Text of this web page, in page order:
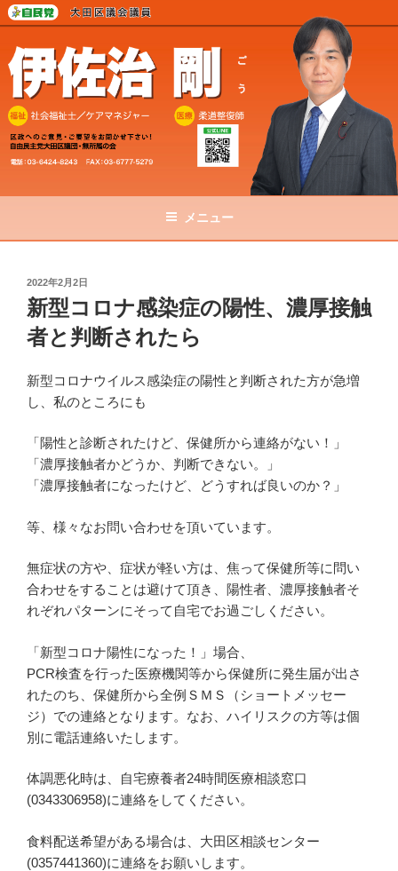
コ
ン
ン
へ
ス
キ
プ
メニュー
投
稿
日:
2022年2月2日
新型コロナ感染症の陽性、濃厚接触
者と判断されたら
新型コロナウイルス感染症の陽性と判断された方が急増
し、私のところにも
「陽性と診断されたけど、保健所から連絡がない！」
「濃厚接触者かどうか、判断できない。」
「濃厚接触者になったけど、どうすれば良いのか？」
等、様々なお問い合わせを頂いています。
無症状の方や、症状が軽い方は、焦って保健所等に問い
合わせをすることは避けて頂き、陽性者、濃厚接触者そ
れぞれパターンにそって自宅でお過ごしください。
「新型コロナ陽性になった！」場合、
PCR検査を行った医療機関等から保健所に発生届が出さ
れたのち、保健所から全例ＳＭＳ（ショートメッセー
ジ）での連絡となります。なお、ハイリスクの方等は個
別に電話連絡いたします。
体調悪化時は、自宅療養者24時間医療相談窓口
(0343306958)に連絡をしてください。
食料配送希望がある場合は、大田区相談センター
(0357441360)に連絡をお願いします。